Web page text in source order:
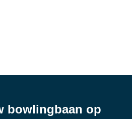
bowlingbaan op